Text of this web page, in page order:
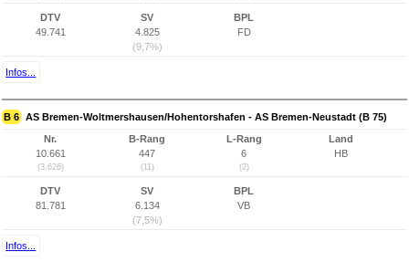
DTV
49.741
SV
4.825
(9,7%)
BPL
FD
Infos...
B 6 AS Bremen-Woltmershausen/Hohentorshafen - AS Bremen-Neustadt (B 75)
Nr.
10.661
(3.626)
B-Rang
447
(11)
L-Rang
6
(2)
Land
HB
DTV
81.781
SV
6.134
(7,5%)
BPL
VB
Infos...